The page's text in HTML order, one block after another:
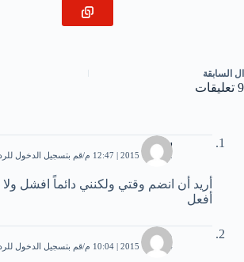
ال السابقة
9 تعليقات
ساره
2 أكتوبر، 2015 | 12:47 م قم بتسجيل الدخول للرد
أريد أن انضم وقتي ولكنني دائماً افشل ولا
أفعل
مروى
4 أكتوبر، 2015 | 10:04 م قم بتسجيل الدخول للرد